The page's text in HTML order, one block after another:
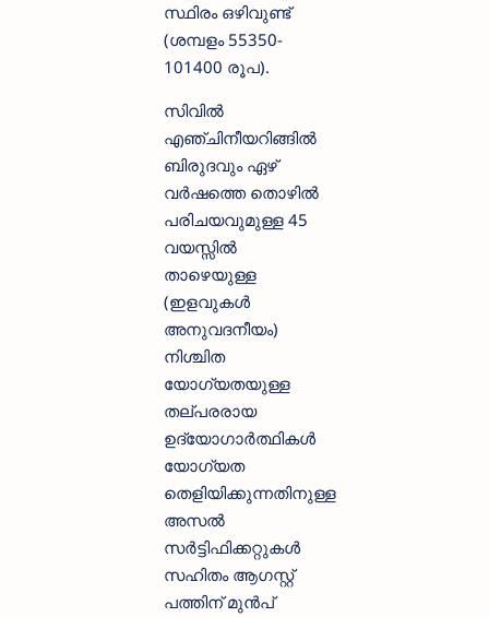
സ്ഥിരം ഒഴിവുണ്ട്
(ശമ്പളം 55350-
101400 രൂപ).
സിവിൽ
എഞ്ചിനീയറിങ്ങിൽ
ബിരുദവും ഏഴ്
വർഷത്തെ തൊഴിൽ
പരിചയവുമുള്ള 45
വയസ്സിൽ
താഴെയുള്ള
(ഇളവുകൾ
അനുവദനീയം)
നിശ്ചിത
യോഗ്യതയുള്ള
തല്പരരായ
ഉദ്യോഗാർത്ഥികൾ
യോഗ്യത
തെളിയിക്കുന്നതിനുള്ള
അസൽ
സർട്ടിഫിക്കറ്റുകൾ
സഹിതം ആഗസ്റ്റ്
പത്തിന് മുൻപ്